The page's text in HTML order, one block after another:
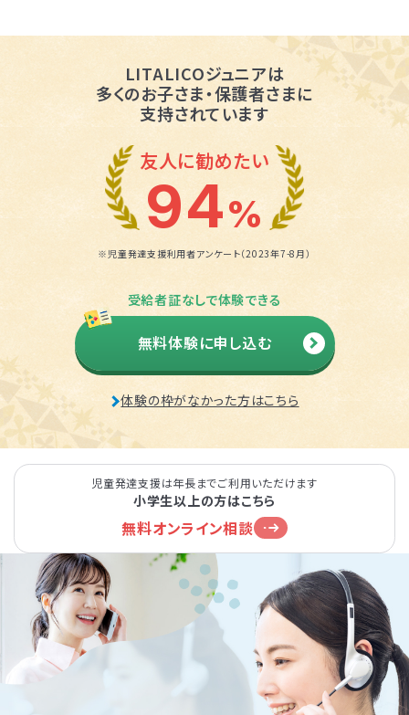
LITALICOジュニアは
多くのお子さま・保護者さまに
支持されています
友人に勧めたい
94%
※児童発達支援利用者アンケート（2023年7-8月）
受給者証なしで体験できる
無料体験に申し込む
体験の枠がなかった方はこちら
児童発達支援は年長までご利用いただけます
小学生以上の方はこちら
無料オンライン相談